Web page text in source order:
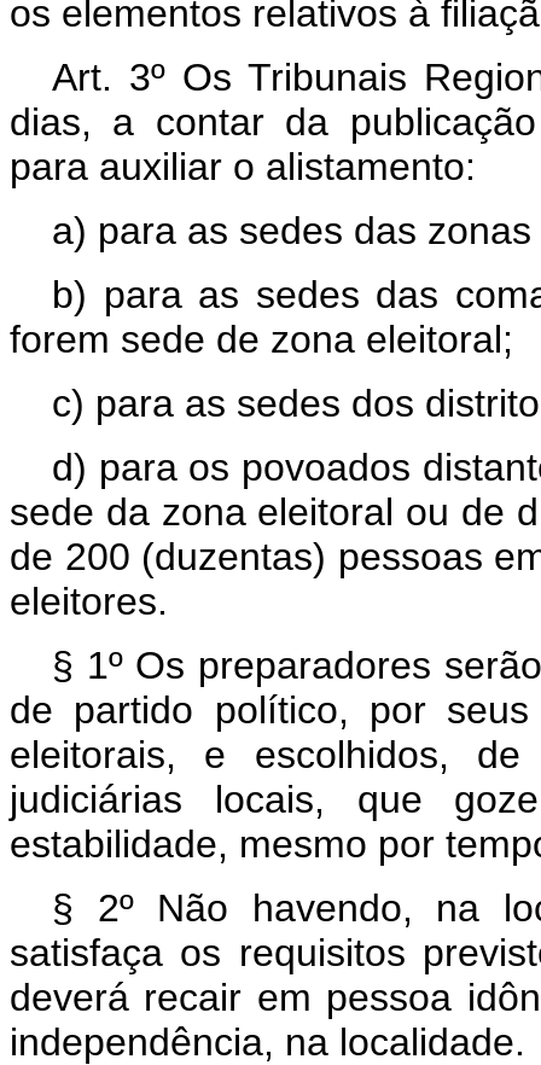
os elementos relativos à
Art. 3º Os Tribunais
dias, a contar da
para auxiliar o alistamento:
a) para as sedes das
b) para as sedes das
forem sede de zona eleitoral;
c) para as sedes dos
d) para os povoados
sede da zona eleitoral ou de
de 200 (duzentas) pessoas
eleitores.
§ 1º Os preparadores
de partido político, por
eleitorais, e escolhidos,
judiciárias locais, que
estabilidade, mesmo por
§ 2º Não havendo, na
satisfaça os requisitos
deverá recair em pessoa
independência, na localidade.